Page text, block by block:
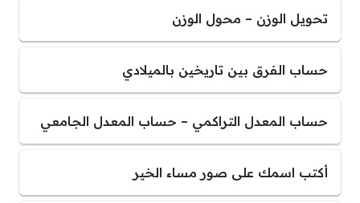
تحويل الوزن – محول الوزن
حساب الفرق بين تاريخين بالميلادي
حساب المعدل التراكمي – حساب المعدل الجامعي
أكتب اسمك على صور مساء الخير